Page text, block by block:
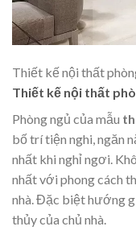
Thiết kế nội thất
Thiết kế nội thất
Phòng ngủ của mẫu
bố trí tiện nghi, ngăn
nhất khi nghỉ ngơi.
nhất với phong cách
nhà. Đặc biệt hướng
thủy của chủ nhà.